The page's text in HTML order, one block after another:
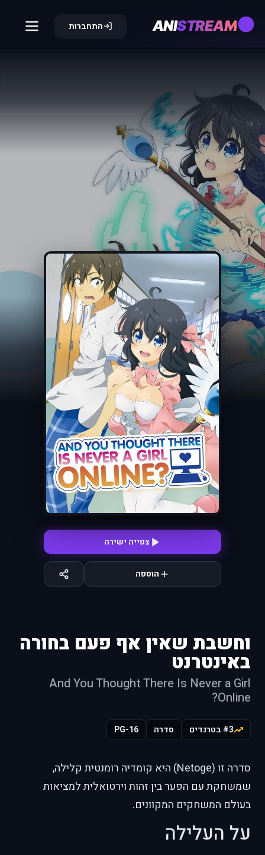
ANISTREAM התחברות
צפייה ישירה
הוספה
וחשבת שאין אף פעם בחורה
באינטרנט
And You Thought There Is Never a Girl
Online?
#3 בטרנדים סדרה PG-16
סדרה זו (Netoge) היא קומדיה רומנטית קלילה,
שמשחקת עם הפער בין זהות וירטואלית למציאות
בעולם המשחקים המקוונים.
על העלילה